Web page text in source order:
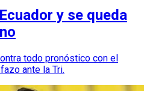
y se queda
todo pronóstico con el
ante la Tri.